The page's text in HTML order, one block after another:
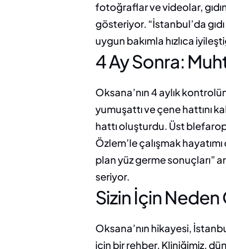
fotoğraflar ve videolar,
gösteriyor. “İstanbul’da
uygun bakımla hızlıca
4 Ay Sonra:
Oksana’nın 4 aylık
yumuşattı ve çene hattını
hattı oluşturdu. Üst
Özlem’le çalışmak
plan yüz germe sonuçları”
seriyor.
Sizin İçin
Oksana’nın hikayesi,
için bir rehber. Kliniğimiz,